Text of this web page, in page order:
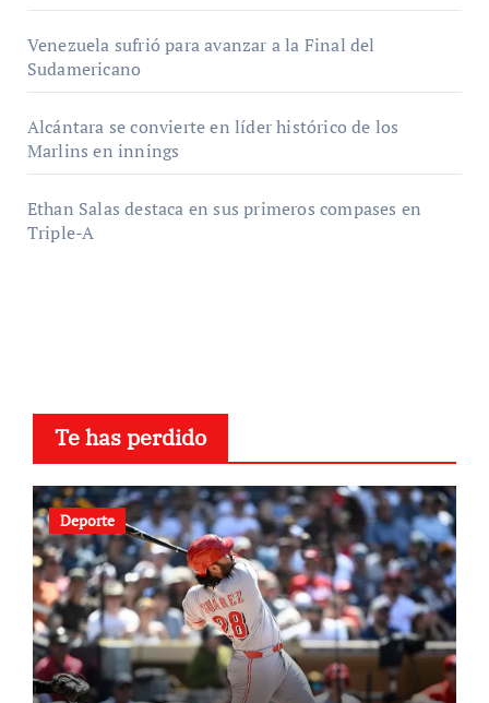
Venezuela sufrió para avanzar a la Final del
Sudamericano
Alcántara se convierte en líder histórico de los
Marlins en innings
Ethan Salas destaca en sus primeros compases en
Triple-A
Te has perdido
Deporte